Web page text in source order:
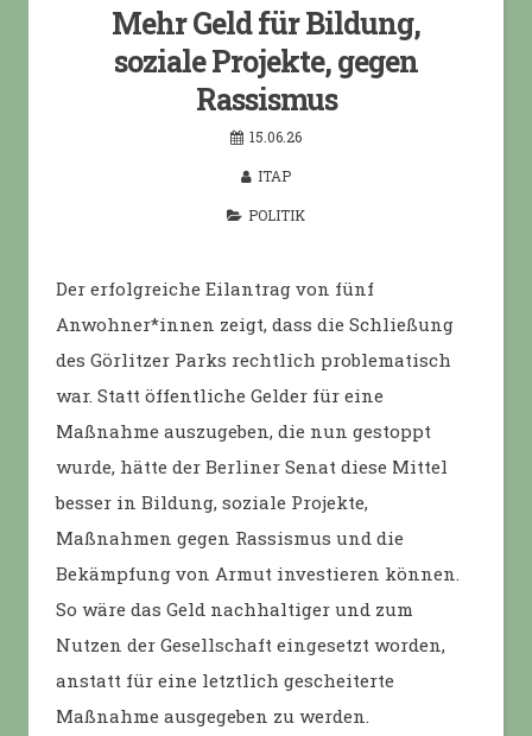
Mehr Geld für Bildung,
soziale Projekte, gegen
Rassismus
15.06.26
ITAP
POLITIK
Der erfolgreiche Eilantrag von fünf
Anwohner*innen zeigt, dass die Schließung
des Görlitzer Parks rechtlich problematisch
war. Statt öffentliche Gelder für eine
Maßnahme auszugeben, die nun gestoppt
wurde, hätte der Berliner Senat diese Mittel
besser in Bildung, soziale Projekte,
Maßnahmen gegen Rassismus und die
Bekämpfung von Armut investieren können.
So wäre das Geld nachhaltiger und zum
Nutzen der Gesellschaft eingesetzt worden,
anstatt für eine letztlich gescheiterte
Maßnahme ausgegeben zu werden.